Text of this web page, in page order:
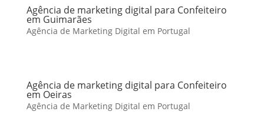
Agência de marketing digital para Confeiteiro
em Guimarães
Agência de Marketing Digital em Portugal
Agência de marketing digital para Confeiteiro
em Oeiras
Agência de Marketing Digital em Portugal